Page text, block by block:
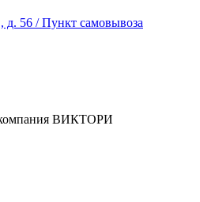
д. 56 / Пункт самовывоза
компания ВИКТОРИ